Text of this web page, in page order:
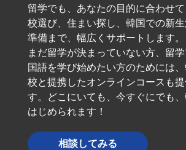
留学でも、あなたの目的に合わせ
校選び、住まい探し、韓国での新
準備まで、幅広くサポートします。
まだ留学が決まっていない方、留
国語を学び始めたい方のためには
校と提携したオンラインコースも提
す。どこにいても、今すぐにでも
はじめられます！
相談してみる